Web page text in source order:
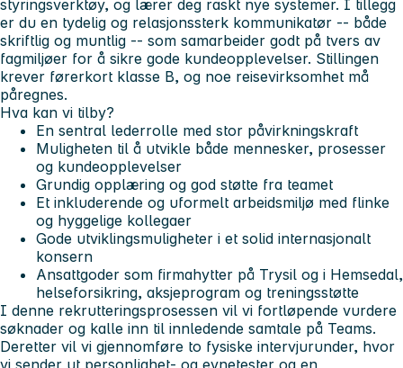
styringsverktøy, og lærer deg raskt nye systemer. I tillegg
er du en tydelig og relasjonssterk kommunikatør -- både
skriftlig og muntlig -- som samarbeider godt på tvers av
fagmiljøer for å sikre gode kundeopplevelser. Stillingen
krever førerkort klasse B, og noe reisevirksomhet må
påregnes.
Hva kan vi tilby?
En sentral lederrolle med stor påvirkningskraft
Muligheten til å utvikle både mennesker, prosesser
og kundeopplevelser
Grundig opplæring og god støtte fra teamet
Et inkluderende og uformelt arbeidsmiljø med flinke
og hyggelige kollegaer
Gode utviklingsmuligheter i et solid internasjonalt
konsern
Ansattgoder som firmahytter på Trysil og i Hemsedal,
helseforsikring, aksjeprogram og treningsstøtte
I denne rekrutteringsprosessen vil vi fortløpende vurdere
søknader og kalle inn til innledende samtale på Teams.
Deretter vil vi gjennomføre to fysiske intervjurunder, hvor
vi sender ut personlighet- og evnetester og en